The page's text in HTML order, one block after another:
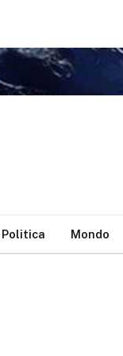
Politica Mondo